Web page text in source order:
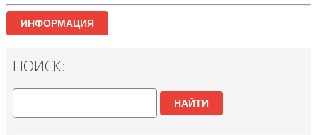
ИНФОРМАЦИЯ
ПОИСК:
НАЙТИ